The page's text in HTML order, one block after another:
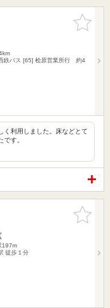
お気に入
りに追加
鉄バス [65] 桧原営業所行 約4
く利用しました。床などとて
です。
お気に入
りに追加
197m
徒歩１分